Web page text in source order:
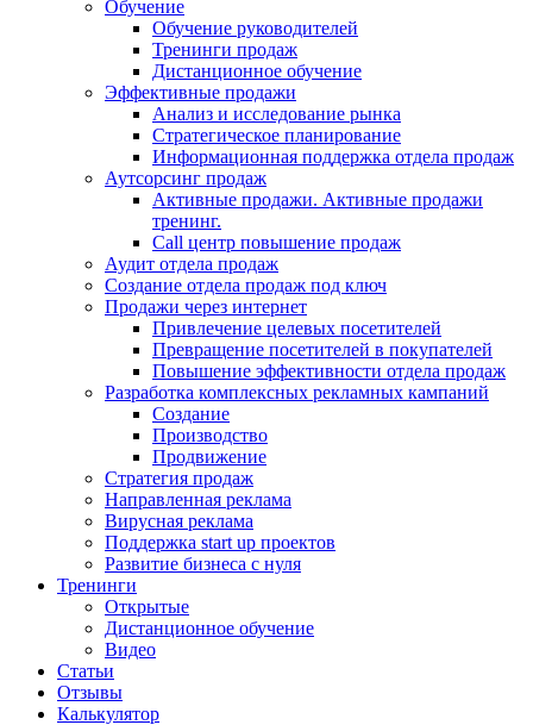
Обучение
Обучение руководителей
Тренинги продаж
Дистанционное обучение
Эффективные продажи
Анализ и исследование рынка
Стратегическое планирование
Информационная поддержка отдела продаж
Аутсорсинг продаж
Активные продажи. Активные продажи
тренинг.
Call центр повышение продаж
Аудит отдела продаж
Создание отдела продаж под ключ
Продажи через интернет
Привлечение целевых посетителей
Превращение посетителей в покупателей
Повышение эффективности отдела продаж
Разработка комплексных рекламных кампаний
Создание
Производство
Продвижение
Стратегия продаж
Направленная реклама
Вирусная реклама
Поддержка start up проектов
Развитие бизнеса с нуля
Тренинги
Открытые
Дистанционное обучение
Видео
Статьи
Отзывы
Калькулятор